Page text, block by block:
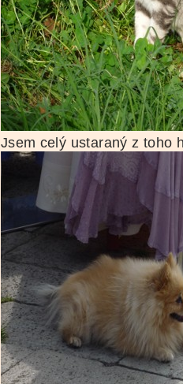
Jsem celý ustaraný z toho